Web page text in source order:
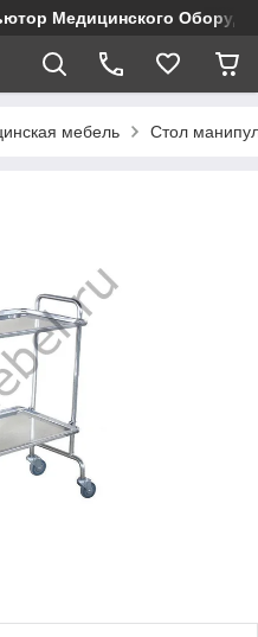
Медицинского
мебель Стол